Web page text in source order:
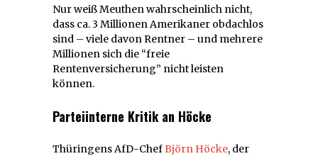
Nur weiß Meuthen wahrscheinlich nicht,
dass ca. 3 Millionen Amerikaner obdachlos
sind – viele davon Rentner – und mehrere
Millionen sich die “freie
Rentenversicherung” nicht leisten
können.
Parteiinterne Kritik an Höcke
Thüringens AfD-ChefBjörn Höcke, der